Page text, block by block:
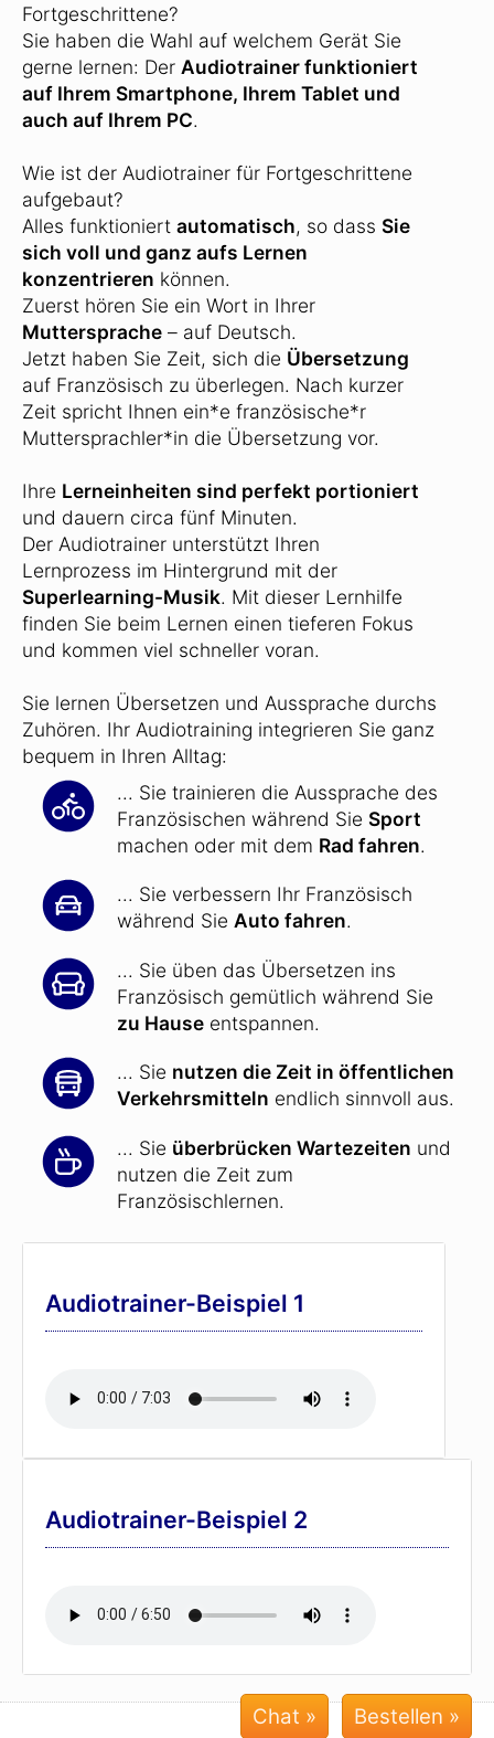
Fortgeschrittene?
Sie haben die Wahl auf welchem Gerät Sie
gerne lernen: Der Audiotrainer funktioniert
auf Ihrem Smartphone, Ihrem Tablet und
auch auf Ihrem PC.
Wie ist der Audiotrainer für Fortgeschrittene
aufgebaut?
Alles funktioniert automatisch, so dass Sie
sich voll und ganz aufs Lernen
konzentrieren können.
Zuerst hören Sie ein Wort in Ihrer
Muttersprache – auf Deutsch.
Jetzt haben Sie Zeit, sich die Übersetzung
auf Französisch zu überlegen. Nach kurzer
Zeit spricht Ihnen ein*e französische*r
Muttersprachler*in die Übersetzung vor.
Ihre Lerneinheiten sind perfekt portioniert
und dauern circa fünf Minuten.
Der Audiotrainer unterstützt Ihren
Lernprozess im Hintergrund mit der
Superlearning-Musik. Mit dieser Lernhilfe
finden Sie beim Lernen einen tieferen Fokus
und kommen viel schneller voran.
Sie lernen Übersetzen und Aussprache durchs
Zuhören. Ihr Audiotraining integrieren Sie ganz
bequem in Ihren Alltag:
... Sie trainieren die Aussprache des
Französischen während Sie Sport
machen oder mit dem Rad fahren.
... Sie verbessern Ihr Französisch
während Sie Auto fahren.
... Sie üben das Übersetzen ins
Französisch gemütlich während Sie
zu Hause entspannen.
... Sie nutzen die Zeit in öffentlichen
Verkehrsmitteln endlich sinnvoll aus.
... Sie überbrücken Wartezeiten und
nutzen die Zeit zum
Französischlernen.
Audiotrainer-Beispiel 1
Audiotrainer-Beispiel 2
Chat »